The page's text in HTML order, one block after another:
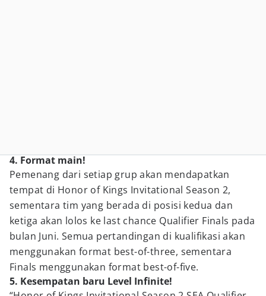
4. Format main!
Pemenang dari setiap grup akan mendapatkan
tempat di Honor of Kings Invitational Season 2,
sementara tim yang berada di posisi kedua dan
ketiga akan lolos ke last chance Qualifier Finals pada
bulan Juni. Semua pertandingan di kualifikasi akan
menggunakan format best-of-three, sementara
Finals menggunakan format best-of-five.
5. Kesempatan baru Level Infinite!